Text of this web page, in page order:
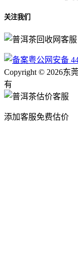
关注我们
粤公网安备
Copyright © 2026东
有
添加客服免费估价